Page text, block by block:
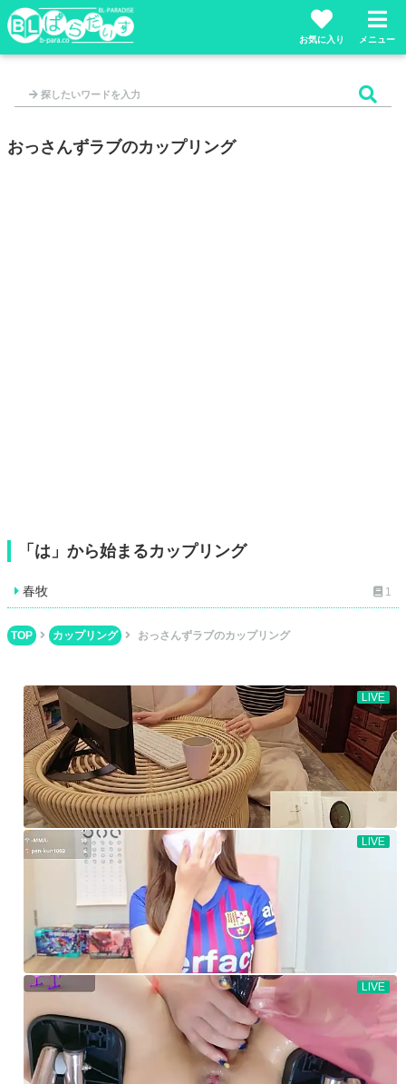
お気に入り メニュー
おっさんずラブのカップリング
「は」から始まるカップリング
春牧 1
TOP カップリング おっさんずラブのカップリング